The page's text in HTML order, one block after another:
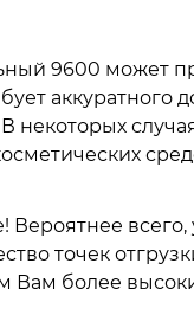
9600 может
аккуратного
некоторых
Вероятнее
точек
Вам более